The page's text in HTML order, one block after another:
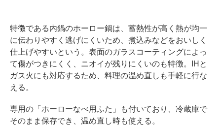
特徴である内鍋のホーロー鍋は、蓄熱性が高く熱が均一
に伝わりやすく逃げにくいため、煮込みなどをおいしく
仕上げやすいという。表面のガラスコーティングによっ
て傷がつきにくく、ニオイが残りにくいのも特徴。IHと
ガス火にも対応するため、料理の温め直しも手軽に行な
える。
専用の「ホーローなべ用ふた」も付いており、冷蔵庫で
そのまま保存でき、温め直し時も使える。